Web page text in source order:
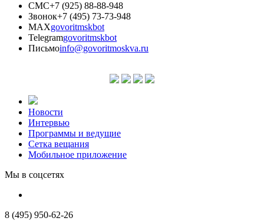
СМС+7 (925) 88-88-948
Звонок+7 (495) 73-73-948
MAXgovoritmskbot
Telegramgovoritmskbot
Письмоinfo@govoritmoskva.ru
Новости
Интервью
Программы и ведущие
Сетка вещания
Мобильное приложение
Мы в соцсетях
8 (495) 950-62-26